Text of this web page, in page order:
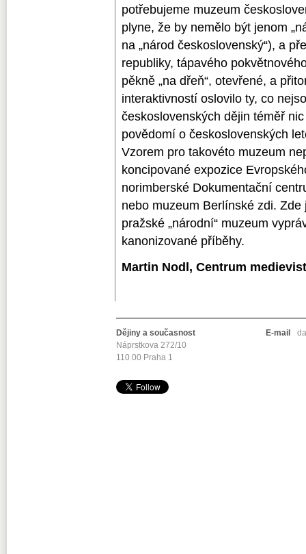
potřebujeme muzeum
plyne, že by nemělo být jenom
na „národ československý“), a
republiky, tápavého
pěkně „na dřeň“, otevřené, a
interaktivností oslovilo ty, co
československých dějin téměř
povědomí o československých
Vzorem pro takovéto muzeum
koncipované expozice
norimberské Dokumentační
nebo muzeum Berlínské zdi.
pražské „národní“ muzeum
kanonizované příběhy.
Martin Nodl, Centrum
Dějiny a současnost
Náprstkova 272/10
110 00 Praha 1
E-mail